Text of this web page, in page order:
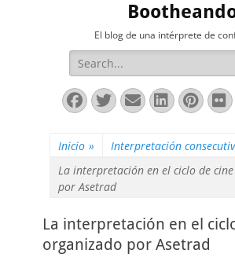
El blog de una intérprete de
Buscar:
Facebook
Twitter
Correo
Inicio » Interpretación
La interpretación en el ciclo de
por Asetrad
La interpretación en el
organizado por Asetrad